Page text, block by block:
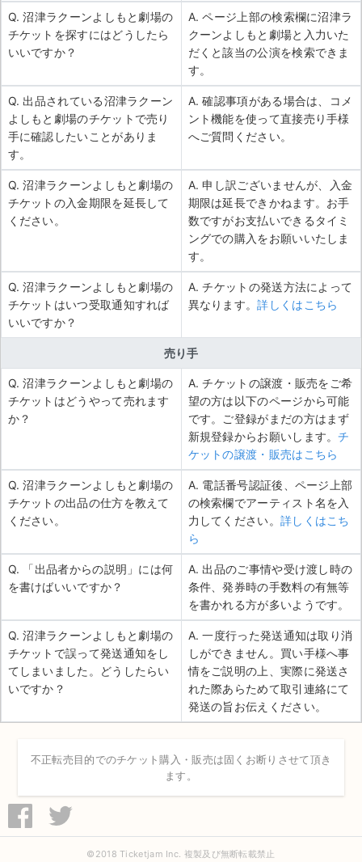
Q. 沼津ラクーンよしもと劇場の
チケットを探すにはどうしたら
いいですか？
A. ページ上部の検索欄に沼津ラ
クーンよしもと劇場と入力いた
だくと該当の公演を検索できま
す。
Q. 出品されている沼津ラクーン
よしもと劇場のチケットで売り
手に確認したいことがありま
す。
A. 確認事項がある場合は、コメ
ント機能を使って直接売り手様
へご質問ください。
Q. 沼津ラクーンよしもと劇場の
チケットの入金期限を延長して
ください。
A. 申し訳ございませんが、入金
期限は延長できかねます。お手
数ですがお支払いできるタイミ
ングでの購入をお願いいたしま
す。
Q. 沼津ラクーンよしもと劇場の
チケットはいつ受取通知すれば
いいですか？
A. チケットの発送方法によって
異なります。詳しくはこちら
売り手
Q. 沼津ラクーンよしもと劇場の
チケットはどうやって売れます
か？
A. チケットの譲渡・販売をご希
望の方は以下のページから可能
です。ご登録がまだの方はまず
新規登録からお願いします。チ
ケットの譲渡・販売はこちら
Q. 沼津ラクーンよしもと劇場の
チケットの出品の仕方を教えて
ください。
A. 電話番号認証後、ページ上部
の検索欄でアーティスト名を入
力してください。 詳しくはこち
ら
Q. 「出品者からの説明」には何
を書けばいいですか？
A. 出品のご事情や受け渡し時の
条件、発券時の手数料の有無等
を書かれる方が多いようです。
Q. 沼津ラクーンよしもと劇場の
チケットで誤って発送通知をし
てしまいました。どうしたらい
いですか？
A. 一度行った発送通知は取り消
しができません。買い手様へ事
情をご説明の上、実際に発送さ
れた際あらためて取引連絡にて
発送の旨お伝えください。
不正転売目的でのチケット購入・販売は固くお断りさせて頂き
ます。
©2018 Ticketjam Inc. 複製及び無断転載禁止